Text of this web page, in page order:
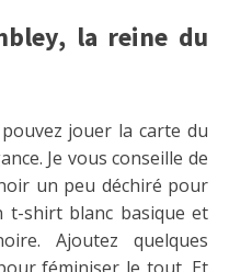
la reine du
jouer la carte du
Je vous conseille de
un peu déchiré pour
t-shirt blanc basique et
Ajoutez quelques